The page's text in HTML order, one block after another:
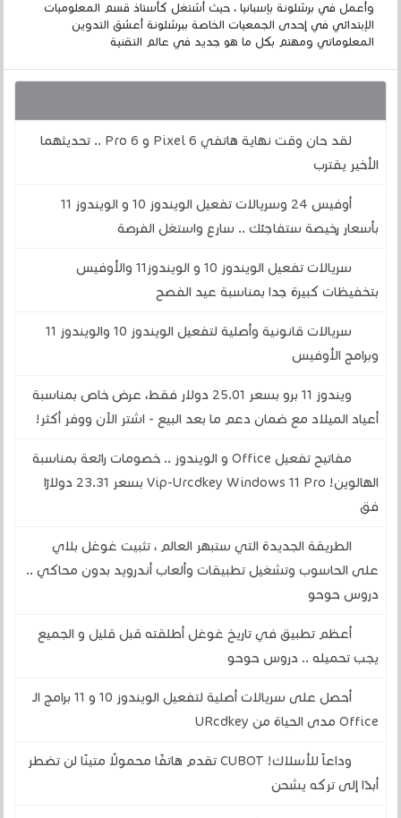
وأعمل في برشلونة بإسبانيا ، حيث أشتغل كأستاذ قسم المعلوميات
الإبتدائي في إحدى الجمعيات الخاصة ببرشلونة أعشق التدوين
المعلوماتي ومهتم بكل ما هو جديد في عالم التقنية
لقد حان وقت نهاية هاتفي Pixel 6 و 6 Pro .. تحديثهما
الأخير يقترب
أوفيس 24 وسريالات تفعيل الويندوز 10 و الويندوز 11
بأسعار رخيصة ستفاجئك .. سارع واستغل الفرصة
سريالات تفعيل الويندوز 10 و الويندوز11 والأوفيس
بتخفيظات كبيرة جدا بمناسبة عيد الفصح
سريالات قانونية وأصلية لتفعيل الويندوز 10 والويندوز 11
وبرامج الأوفيس
ويندوز 11 برو بسعر 25.01 دولار فقط، عرض خاص بمناسبة
أعياد الميلاد مع ضمان دعم ما بعد البيع - اشتر الآن ووفر أكثر!
مفاتيح تفعيل Office و الويندوز .. خصومات رائعة بمناسبة
الهالوين! Vip-Urcdkey Windows 11 Pro بسعر 23.31 دولارًا
فق
الطريقة الجديدة التي ستبهر العالم ، تثبيت غوغل بلاي
على الحاسوب وتشغيل تطبيقات وألعاب أندرويد بدون محاكي ..
دروس حوحو
أعظم تطبيق في تاريخ غوغل أطلقته قبل قليل و الجميع
يجب تحميله .. دروس حوحو
أحصل على سريالات أصلية لتفعيل الويندوز 10 و 11 برامج الـ
Office مدى الحياة من URcdkey
وداعاً للأسلاك! CUBOT تقدم هاتفًا محمولًا متينًا لن تضطر
أبدًا إلى تركه يشحن